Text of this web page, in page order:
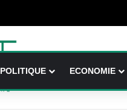
POLITIQUE ECONOMIE